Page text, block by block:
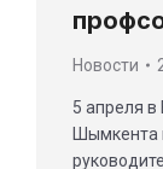
Новости
5 апреля
Шымкента